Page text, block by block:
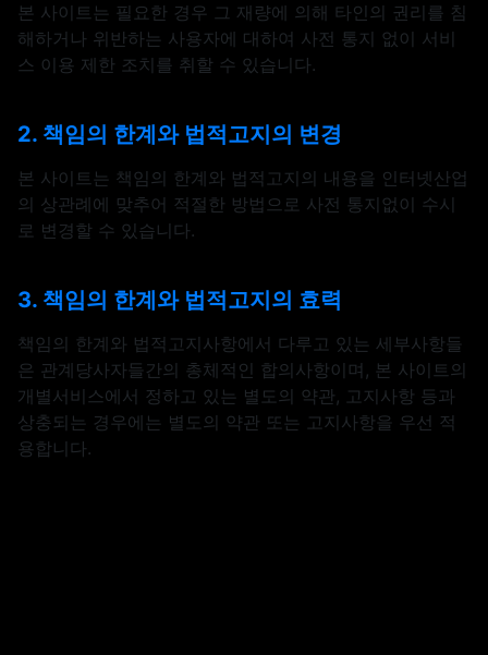
본 사이트는 필요한 경우 그 재량에 의해 타인의 권리를 침
해하거나 위반하는 사용자에 대하여 사전 통지 없이 서비
스 이용 제한 조치를 취할 수 있습니다.
2. 책임의 한계와 법적고지의 변경
본 사이트는 책임의 한계와 법적고지의 내용을 인터넷산업
의 상관례에 맞추어 적절한 방법으로 사전 통지없이 수시
로 변경할 수 있습니다.
3. 책임의 한계와 법적고지의 효력
책임의 한계와 법적고지사항에서 다루고 있는 세부사항들
은 관계당사자들간의 총체적인 합의사항이며, 본 사이트의
개별서비스에서 정하고 있는 별도의 약관, 고지사항 등과
상충되는 경우에는 별도의 약관 또는 고지사항을 우선 적
용합니다.